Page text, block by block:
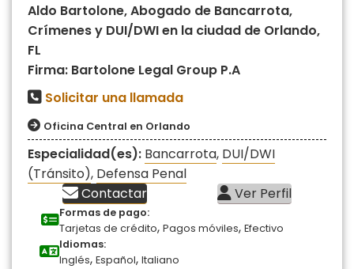
Aldo Bartolone, Abogado de Bancarrota,
Crímenes y DUI/DWI en la ciudad de Orlando,
FL
Firma: Bartolone Legal Group P.A
Solicitar una llamada
Oficina Central en Orlando
Especialidad(es): Bancarrota, DUI/DWI
(Tránsito), Defensa Penal
Contactar
Ver Perfil
Formas de pago:
Tarjetas de crédito, Pagos móviles, Efectivo
Idiomas:
Inglés, Español, Italiano